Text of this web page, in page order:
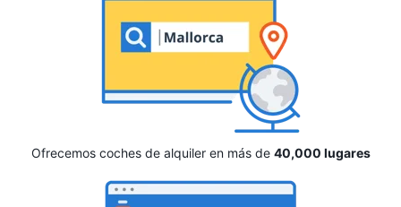
Ofrecemos coches de alquiler en más de 40,000 lugares